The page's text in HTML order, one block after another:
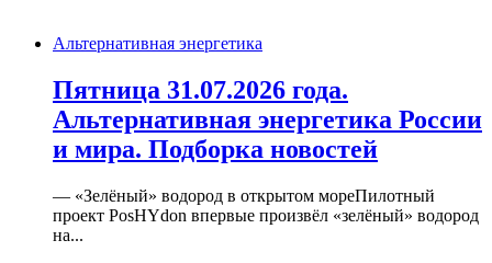
Альтернативная энергетика
Пятница 31.07.2026 года.
Альтернативная энергетика России
и мира. Подборка новостей
— «Зелёный» водород в открытом мореПилотный
проект PosHYdon впервые произвёл «зелёный» водород
на...